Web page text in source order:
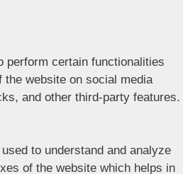
perform certain functionalities
the website on social media
and other third-party features.
to understand and analyze
of the website which helps in